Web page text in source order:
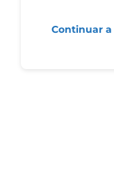
Continuar a